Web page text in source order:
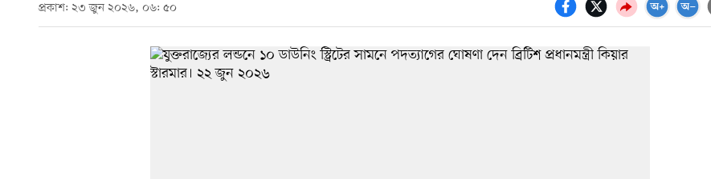
প্রকাশ: ২৩ জুন ২০২৬, ০৬: ৫০